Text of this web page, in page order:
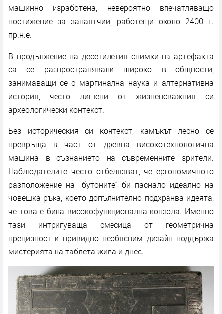
машинно изработена, невероятно впечатляващо
постижение за занаятчии, работещи около 2400 г.
пр.н.е.
В продължение на десетилетия снимки на артефакта
са се разпространявали широко в общности,
занимаващи се с маргинална наука и алтернативна
история, често лишени от жизненоважния си
археологически контекст.
Без историческия си контекст, камъкът лесно се
превръща в част от древна високотехнологична
машина в съзнанието на съвременните зрители.
Наблюдателите често отбелязват, че ергономичното
разположение на „бутоните“ би паснало идеално на
човешка ръка, което допълнително подхранва идеята,
че това е била високофункционална конзола. Именно
тази интригуваща смесица от геометрична
прецизност и привидно необясним дизайн поддържа
мистерията на таблета жива и днес.